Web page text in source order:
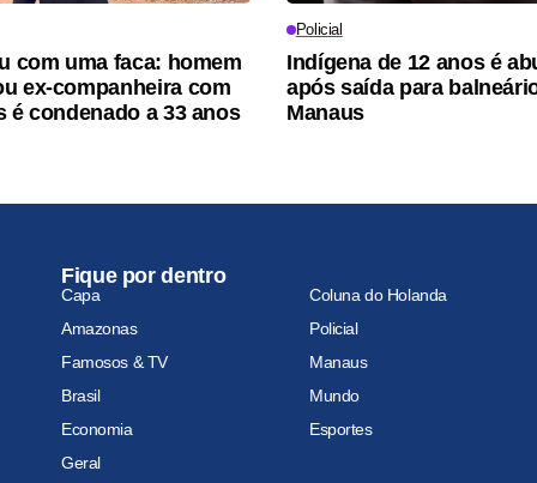
com uma faca: homem
ex-companheira com
é condenado a 33 anos
Policial
Indígena de 12 anos é
após saída para
Manaus
Fique por dentro
Capa
Coluna do Holanda
Amazonas
Policial
Famosos & TV
Manaus
Brasil
Mundo
Economia
Esportes
Geral